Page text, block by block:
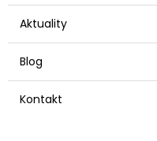
Aktuality
Blog
Kontakt